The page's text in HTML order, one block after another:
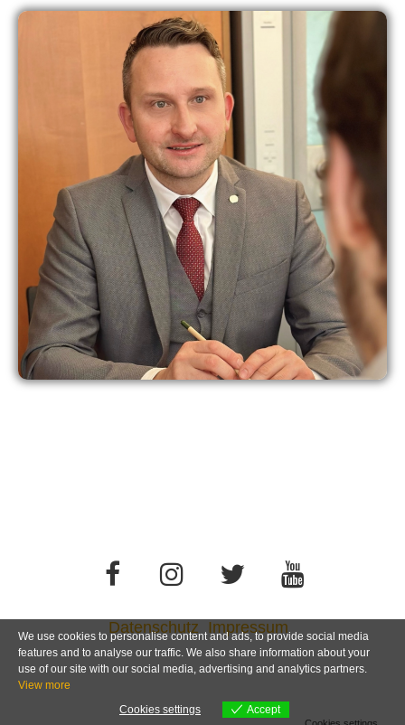
Datenschutz Impressum
We use cookies to personalise content and ads, to provide social media
features and to analyse our traffic. We also share information about your
use of our site with our social media, advertising and analytics partners.
View more
Cookies settings
Accept